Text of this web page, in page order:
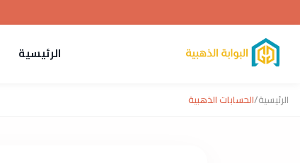
الرئيسية
الرئيسية/الحسابات الذهبية